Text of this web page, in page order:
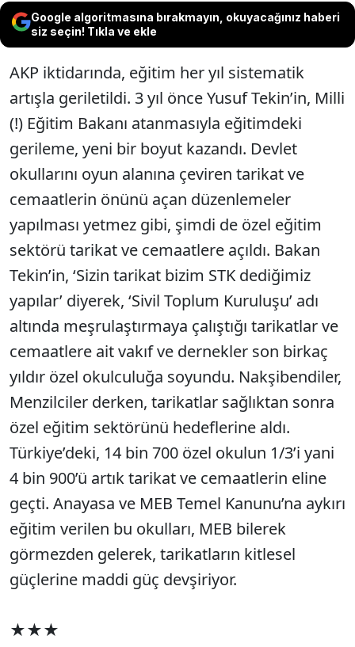
Google algoritmasına bırakmayın, okuyacağınız haberi
siz seçin! Tıkla ve ekle
AKP iktidarında, eğitim her yıl sistematik
artışla geriletildi. 3 yıl önce Yusuf Tekin’in, Milli
(!) Eğitim Bakanı atanmasıyla eğitimdeki
gerileme, yeni bir boyut kazandı. Devlet
okullarını oyun alanına çeviren tarikat ve
cemaatlerin önünü açan düzenlemeler
yapılması yetmez gibi, şimdi de özel eğitim
sektörü tarikat ve cemaatlere açıldı. Bakan
Tekin’in, ‘Sizin tarikat bizim STK dediğimiz
yapılar’ diyerek, ‘Sivil Toplum Kuruluşu’ adı
altında meşrulaştırmaya çalıştığı tarikatlar ve
cemaatlere ait vakıf ve dernekler son birkaç
yıldır özel okulculuğa soyundu. Nakşibendiler,
Menzilciler derken, tarikatlar sağlıktan sonra
özel eğitim sektörünü hedeflerine aldı.
Türkiye’deki, 14 bin 700 özel okulun 1/3’i yani
4 bin 900’ü artık tarikat ve cemaatlerin eline
geçti. Anayasa ve MEB Temel Kanunu’na aykırı
eğitim verilen bu okulları, MEB bilerek
görmezden gelerek, tarikatların kitlesel
güçlerine maddi güç devşiriyor.
★★★